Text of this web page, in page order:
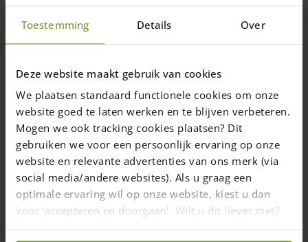
Toestemming Details Over
Deze website maakt gebruik van cookies
We plaatsen standaard functionele cookies om onze
website goed te laten werken en te blijven verbeteren.
Mogen we ook tracking cookies plaatsen? Dit
gebruiken we voor een persoonlijk ervaring op onze
website en relevante advertenties van ons merk (via
social media/andere websites). Als u graag een
optimale ervaring wil op onze website, kiest u dan
voor ‘accepteren en doorgaan'. Wilt u dit liever niet?
Kies dan voor ‘zelf instellen’ en geef aan welke cookies
weist
mehrere
Die
können
auf
der
Produktseite
gewählt
werden
weist
mehrere
können
auf
der
Produktseite
gewählt
werden
1A EU-Qualität – nachhaltig & günstig
Sicher: Zahlung erst bei Lieferung
9.7 4432 Bewertungen